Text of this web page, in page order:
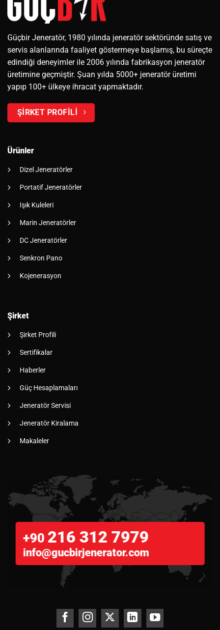
Güçbir Jeneratör, 1980 yılında jeneratör sektöründe satış ve
servis alanlarında faaliyet göstermeye başlamış, bu süreçte
edindiği deneyimler ile 2006 yılında fabrikasyon jeneratör
üretimine geçmiştir. Şuan yılda 5000+ jeneratör üretimi
yapıp 100+ ülkeye ihracat yapmaktadır.
ŞİRKET PROFİLİ
Ürünler
Dizel Jeneratörler
Portatif Jeneratörler
Işık Kuleleri
Marin Jeneratörler
DC Jeneratörler
Senkron Pano
Kojenerasyon
Şirket
Şirket Profili
Sertifikalar
Haberler
Güç Hesaplamaları
Jeneratör Servisi
Jeneratör Kiralama
Makaleler
+90 216 312 7979
info@gucbirjenerator.com